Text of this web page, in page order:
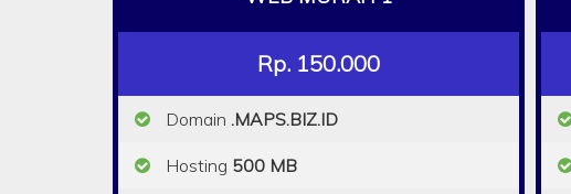
Rp. 150.000
Domain .MAPS.BIZ.ID
Hosting 500 MB